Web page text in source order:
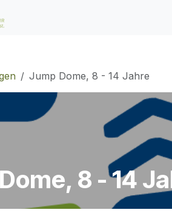
Jump Dome, 8 - 14 Jahre
8 - 14